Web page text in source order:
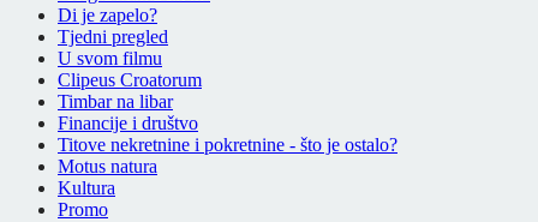
Di je zapelo?
Tjedni pregled
U svom filmu
Clipeus Croatorum
Timbar na libar
Financije i društvo
Titove nekretnine i pokretnine - što je ostalo?
Motus natura
Kultura
Promo